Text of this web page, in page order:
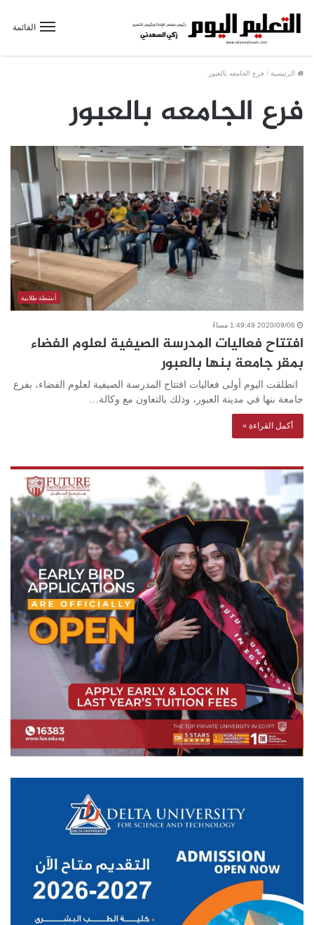
القائمة
الرئيسية / فرع الجامعه بالعبور
فرع الجامعه بالعبور
أنشطة طلابية
2020/09/06 1:49:49 مساءً
افتتاح فعاليات المدرسة الصيفية لعلوم الفضاء
بمقر جامعة بنها بالعبور
انطلقت اليوم أولى فعاليات افتتاح المدرسة الصيفية لعلوم الفضاء، بفرع
جامعة بنها في مدينة العبور، وذلك بالتعاون مع وكالة…
أكمل القراءة »